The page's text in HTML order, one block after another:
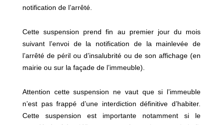
notification de l’arrêté.
Cette suspension prend fin au premier jour du mois
suivant l’envoi de la notification de la mainlevée de
l’arrêté de péril ou d’insalubrité ou de son affichage (en
mairie ou sur la façade de l’immeuble).
Attention cette suspension ne vaut que si l’immeuble
n’est pas frappé d’une interdiction définitive d’habiter.
Cette suspension est importante notamment si le